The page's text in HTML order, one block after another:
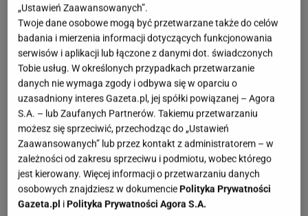
Łazienka zachwyca formami i połączeniami
kolorystycznymi
Na początek zajrzyjmy do łazienki Olgi. Przestrzeń
jest dopieszczona w najmniejszym detalu. Mamy tu
bardzo modne lustro o nieregularnych kształtach,
prawdziwy hit 2024 i 2025 roku. Zachwyca nas też
kolorystyka, odcienie morelowe łączą się z kolorem
terakoty oraz drewnem. Są też białe drobne kafelki
z ciemnymi fugami. Musimy przyznać, że to
„Ustawień Zaawansowanych”.
Twoje dane osobowe mogą być przetwarzane także do celów
badania i mierzenia informacji dotyczących funkcjonowania
serwisów i aplikacji lub łączone z danymi dot. świadczonych
Tobie usług. W określonych przypadkach przetwarzanie
danych nie wymaga zgody i odbywa się w oparciu o
uzasadniony interes Gazeta.pl, jej spółki powiązanej – Agora
S.A. – lub Zaufanych Partnerów. Takiemu przetwarzaniu
możesz się sprzeciwić, przechodząc do „Ustawień
Zaawansowanych” lub przez kontakt z administratorem – w
zależności od zakresu sprzeciwu i podmiotu, wobec którego
jest kierowany. Więcej informacji o przetwarzaniu danych
osobowych znajdziesz w dokumenciePolityka Prywatności
Gazeta.pl iPolityka Prywatności Agora S.A.